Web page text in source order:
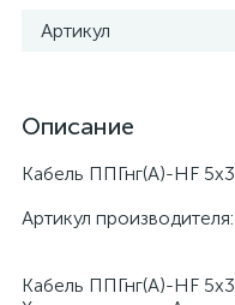
Артикул
Описание
Кабель ППГнг(А)-HF
Артикул производителя:
Кабель ППГнг(А)-HF